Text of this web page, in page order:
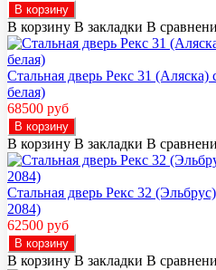
В корзину
В корзину В закладки В
Стальная дверь Рекс 31 (Аляска)
белая)
68500 руб
В корзину
В корзину В закладки В
Стальная дверь Рекс 32
2084)
62500 руб
В корзину
В корзину В закладки В